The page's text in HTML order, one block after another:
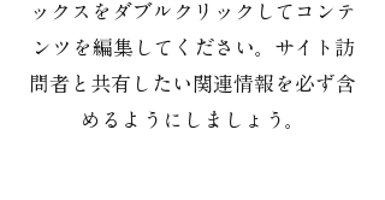
ックスをダブルクリックしてコンテ
ンツを編集してください。サイト訪
問者と共有したい関連情報を必ず含
めるようにしましょう。